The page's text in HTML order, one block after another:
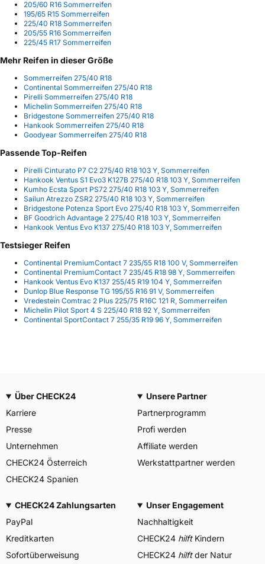
205/60 R16 Sommerreifen
195/65 R15 Sommerreifen
225/40 R18 Sommerreifen
205/55 R16 Sommerreifen
225/45 R17 Sommerreifen
Mehr Reifen in dieser Größe
Sommerreifen 275/40 R18
Continental Sommerreifen 275/40 R18
Pirelli Sommerreifen 275/40 R18
Michelin Sommerreifen 275/40 R18
Bridgestone Sommerreifen 275/40 R18
Hankook Sommerreifen 275/40 R18
Goodyear Sommerreifen 275/40 R18
Passende Top-Reifen
Pirelli Cinturato P7 C2 275/40 R18 103 Y, Sommerreifen
Hankook Ventus S1 Evo3 K127B 275/40 R18 103 Y, Sommerreifen
Kumho Ecsta Sport PS72 275/40 R18 103 Y, Sommerreifen
Sailun Atrezzo ZSR2 275/40 R18 103 Y, Sommerreifen
Bridgestone Potenza Sport Evo 275/40 R18 103 Y, Sommerreifen
BF Goodrich Advantage 2 275/40 R18 103 Y, Sommerreifen
Hankook Ventus Evo K137 275/40 R18 103 Y, Sommerreifen
Testsieger Reifen
Continental PremiumContact 7 235/55 R18 100 V, Sommerreifen
Continental PremiumContact 7 235/45 R18 98 Y, Sommerreifen
Hankook Ventus Evo K137 255/45 R19 104 Y, Sommerreifen
Dunlop Blue Response TG 195/55 R16 91 V, Sommerreifen
Vredestein Comtrac 2 Plus 225/75 R16C 121 R, Sommerreifen
Michelin Pilot Sport 4 S 225/40 R18 92 Y, Sommerreifen
Continental SportContact 7 255/35 R19 96 Y, Sommerreifen
Über CHECK24
Karriere
Presse
Unternehmen
CHECK24 Österreich
CHECK24 Spanien
Unsere Partner
Partnerprogramm
Profi werden
Affiliate werden
Werkstattpartner werden
CHECK24 Zahlungsarten
PayPal
Kreditkarten
Sofortüberweisung
Unser Engagement
Nachhaltigkeit
CHECK24 hilftKindern
CHECK24 hilftder Natur